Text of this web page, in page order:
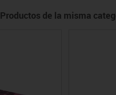
Productos de la misma